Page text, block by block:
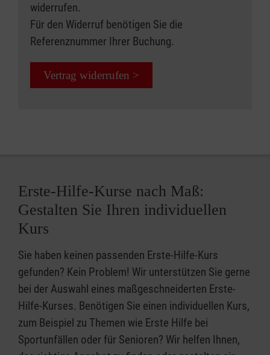
widerrufen.
Für den Widerruf benötigen Sie die
Referenznummer Ihrer Buchung.
Vertrag widerrufen >
Erste-Hilfe-Kurse nach Maß:
Gestalten Sie Ihren individuellen
Kurs
Sie haben keinen passenden Erste-Hilfe-Kurs
gefunden? Kein Problem! Wir unterstützen Sie gerne
bei der Auswahl eines maßgeschneiderten Erste-
Hilfe-Kurses. Benötigen Sie einen individuellen Kurs,
zum Beispiel zu Themen wie Erste Hilfe bei
Sportunfällen oder für Senioren? Wir helfen Ihnen,